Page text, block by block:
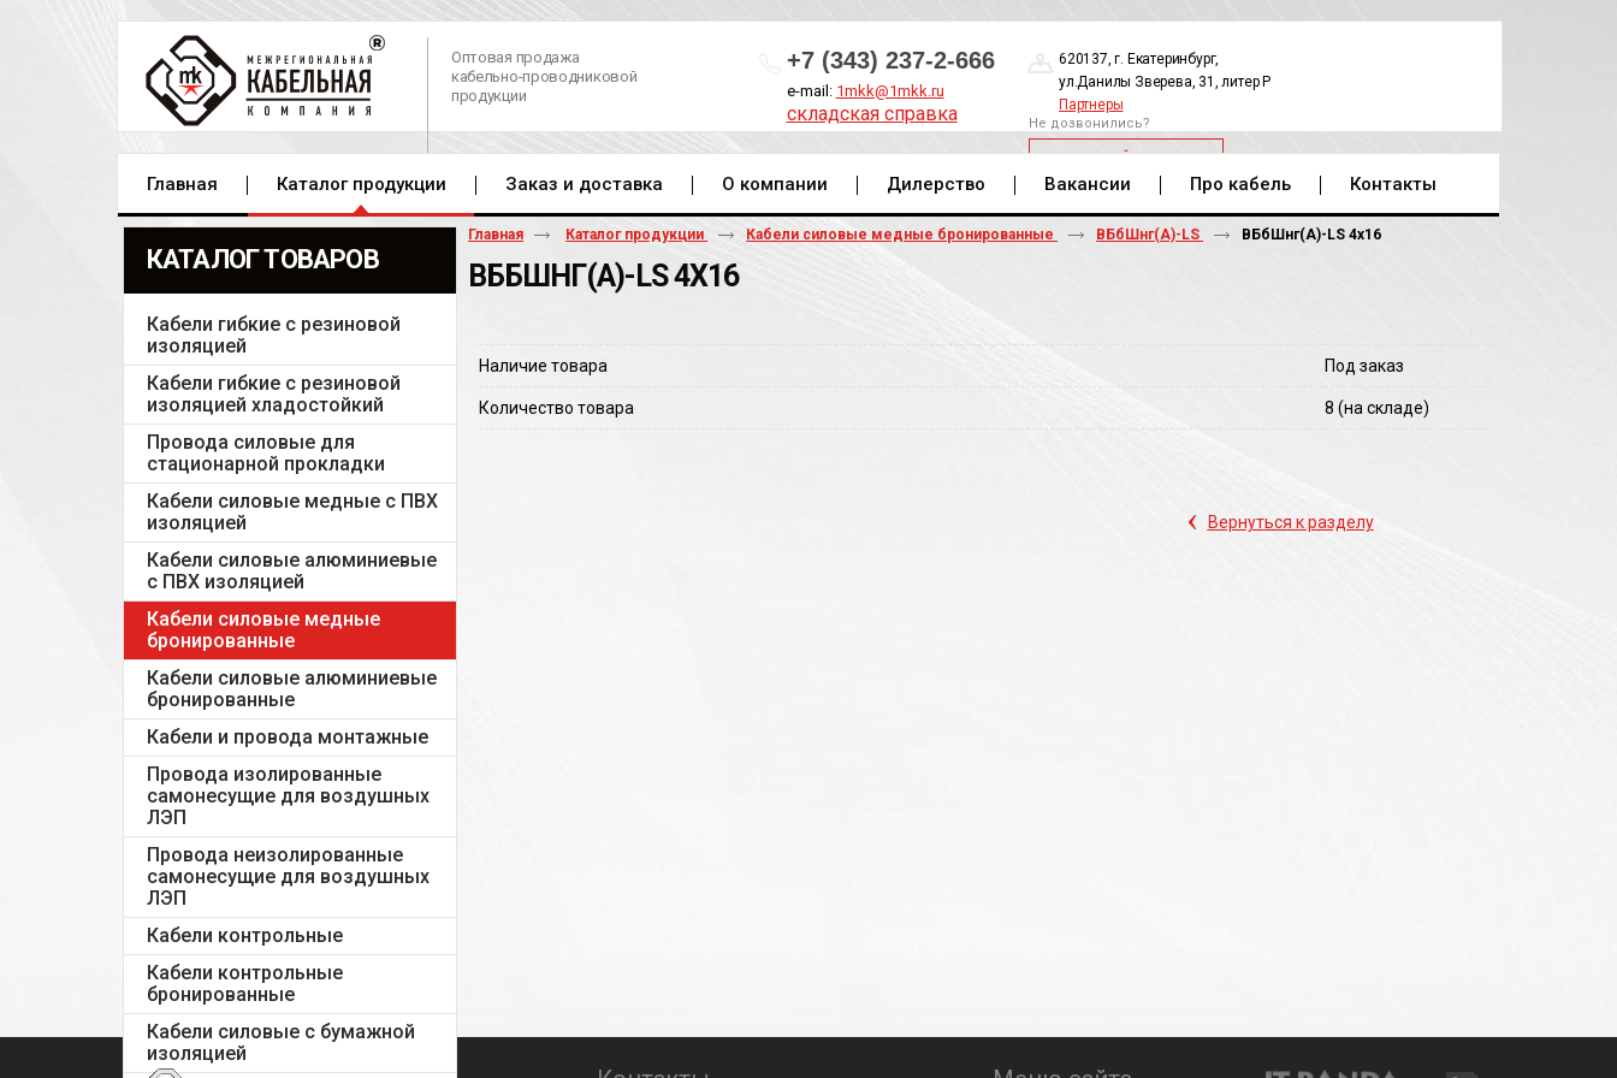
Оптовая продажа
кабельно-проводниковой
продукции
+7 (343) 237-2-666
e-mail: 1mkk@1mkk.ru
складская справка
620137, г. Екатеринбург,
ул.Данилы Зверева, 31, литер Р
Партнеры
Не дозвонились?
ОБРАТНЫЙ ЗВОНОК
Главная Каталог продукции Заказ и доставка О компании Дилерство Вакансии Про кабель Контакты
КАТАЛОГ ТОВАРОВ
Кабели гибкие с резиновой
изоляцией
Кабели гибкие с резиновой
изоляцией хладостойкий
Провода силовые для
стационарной прокладки
Кабели силовые медные с ПВХ
изоляцией
Кабели силовые алюминиевые
с ПВХ изоляцией
Кабели силовые медные
бронированные
Кабели силовые алюминиевые
бронированные
Кабели и провода монтажные
Провода изолированные
самонесущие для воздушных
ЛЭП
Провода неизолированные
самонесущие для воздушных
ЛЭП
Кабели контрольные
Кабели контрольные
бронированные
Кабели силовые с бумажной
изоляцией
Главная Каталог продукции Кабели силовые медные бронированные ВБбШнг(А)-LS ВБбШнг(A)-LS 4х16
ВББШНГ(A)-LS 4Х16
Наличие товара Под заказ
Количество товара 8 (на складе)
‹ Вернуться к разделу